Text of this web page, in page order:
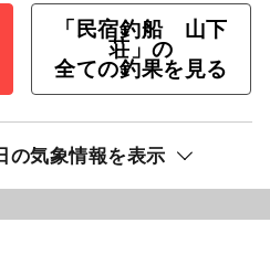
「民宿釣船 山下
荘」の
全ての釣果を見る
の気象情報を表示